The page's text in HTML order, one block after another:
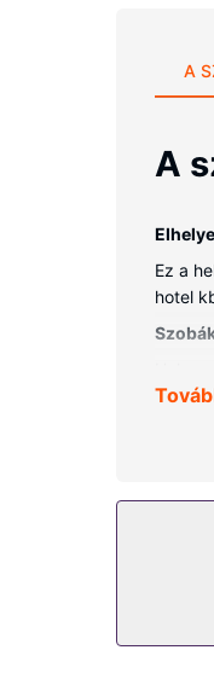
A
A
Ez a
hotel
üzleti
Hogy
Hotel